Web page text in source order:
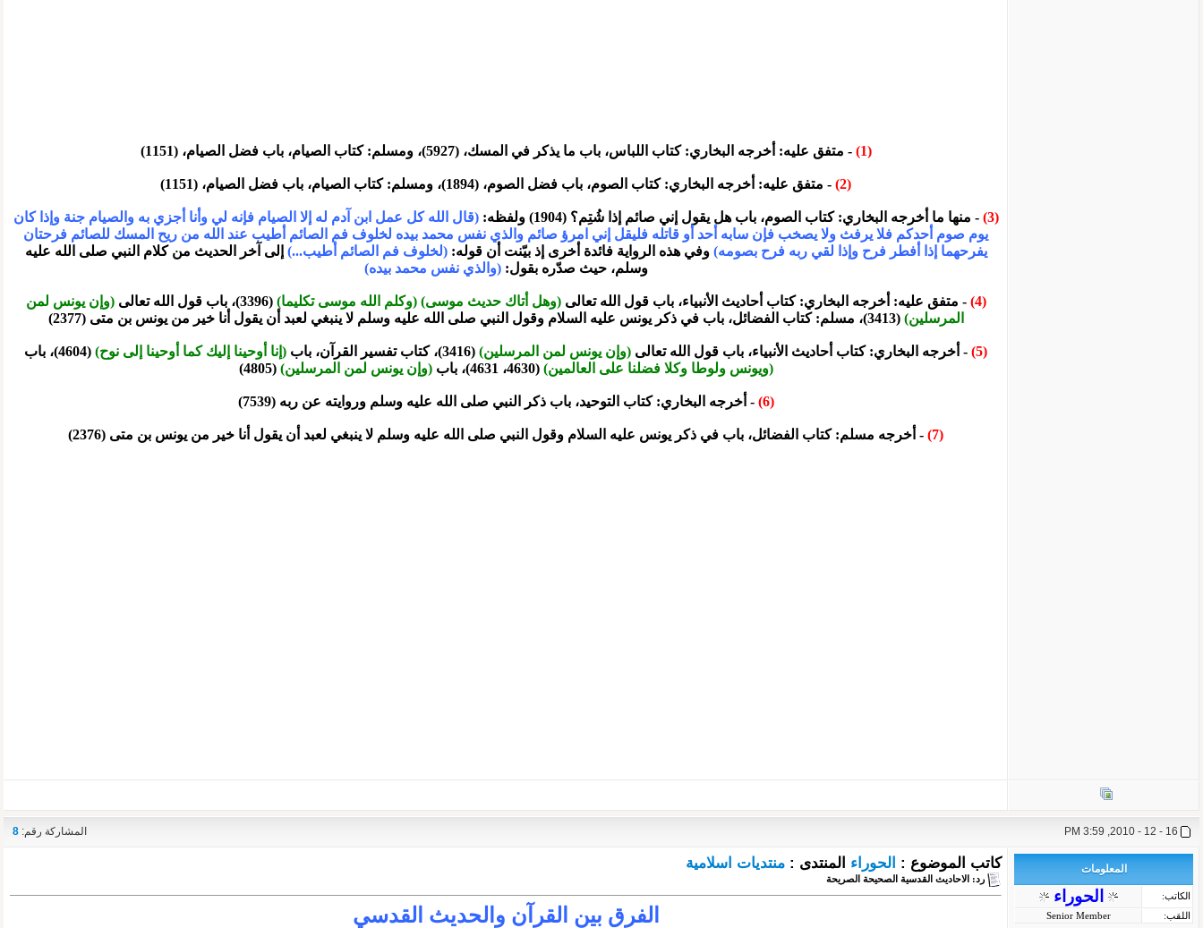
(1) - متفق عليه: أخرجه البخاري: كتاب اللباس، باب ما يذكر في المسك، (5927)، ومسلم: كتاب الصيام، باب فضل الصيام، (1151)
(2) - متفق عليه: أخرجه البخاري: كتاب الصوم، باب فضل الصوم، (1894)، ومسلم: كتاب الصيام، باب فضل الصيام، (1151)
(3) - منها ما أخرجه البخاري: كتاب الصوم، باب هل يقول إني صائم إذا شُتِم؟ (1904) ولفظه:
(قال الله كل عمل ابن آدم له إلا الصيام فإنه لي وأنا أجزي به والصيام جنة وإذا كان
يوم صوم أحدكم فلا يرفث ولا يصخب فإن سابه أحد أو قاتله فليقل إني امرؤ صائم والذي نفس محمد بيده لخلوف فم الصائم أطيب عند الله من ريح المسك للصائم فرحتان
يفرحهما إذا أفطر فرح وإذا لقي ربه فرح بصومه) وفي هذه الرواية فائدة أخرى إذ بيّنت أن قوله:(لخلوف فم الصائم أطيب...) إلى آخر الحديث من كلام النبي صلى الله عليه
وسلم، حيث صدّره بقول:(والذي نفس محمد بيده)
(4) - متفق عليه: أخرجه البخاري: كتاب أحاديث الأنبياء، باب قول الله تعالى(وهل أتاك حديث موسى) (وكلم الله موسى تكليما) (3396)، باب قول الله تعالى
(وإن يونس لمن
المرسلين) (3413)، مسلم: كتاب الفضائل، باب في ذكر يونس عليه السلام وقول النبي صلى الله عليه وسلم لا ينبغي لعبد أن يقول أنا خير من يونس بن متى (2377)
(5) - أخرجه البخاري: كتاب أحاديث الأنبياء، باب قول الله تعالى (وإن يونس لمن المرسلين) (3416)، كتاب تفسير القرآن، باب (إنا أوحينا إليك كما أوحينا إلى نوح) (4604)، باب
(ويونس ولوطا وكلا فضلنا على العالمين) (4630، 4631)، باب (وإن يونس لمن المرسلين) (4805)
(6) - أخرجه البخاري: كتاب التوحيد، باب ذكر النبي صلى الله عليه وسلم وروايته عن ربه (7539)
(7) - أخرجه مسلم: كتاب الفضائل، باب في ذكر يونس عليه السلام وقول النبي صلى الله عليه وسلم لا ينبغي لعبد أن يقول أنا خير من يونس بن متى (2376)
المشاركة رقم: 8
المعلومات
الكاتب: الحوراء
اللقب: Senior Member
كاتب الموضوع : الحوراء المنتدى : منتديات اسلامية
رد: الاحاديث القدسية الصحيحة الصريحة
الفرق بين القرآن والحديث القدسي